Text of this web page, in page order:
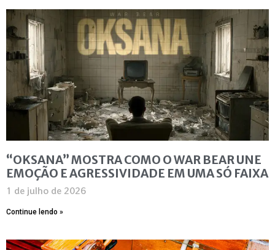
“OKSANA” MOSTRA COMO O WAR BEAR UNE
EMOÇÃO E AGRESSIVIDADE EM UMA SÓ FAIXA
1 de julho de 2026
Continue lendo »